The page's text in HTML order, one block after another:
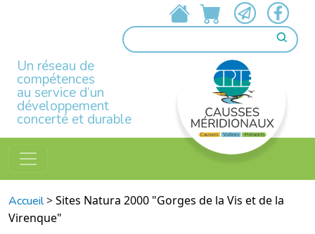
Un réseau de
compétences
au service d’un
développement
concerté et durable
Accueil>Sites Natura 2000 "Gorges de la Vis et de la
Virenque"